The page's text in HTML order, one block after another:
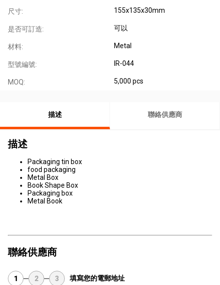
尺寸: 155x135x30mm
是否可訂造: 可以
材料: Metal
型號編號: IR-044
MOQ: 5,000 pcs
描述 聯絡供應商
描述
Packaging tin box
food packaging
Metal Box
Book Shape Box
Packaging box
Metal Book
聯絡供應商
1 2 3 填寫您的電郵地址